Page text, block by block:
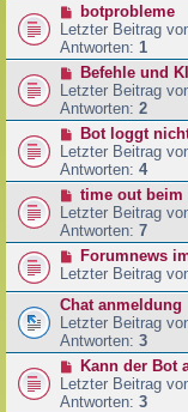
botprobleme
Letzter Beitrag
Antworten: 1
Befehle und
Letzter Beitrag
Antworten: 2
Bot loggt
Letzter Beitrag
Antworten: 4
time out beim
Letzter Beitrag
Antworten: 7
Forumnews
Letzter Beitrag
Chat anmeldung
Letzter Beitrag
Antworten: 3
Kann der Bot
Letzter Beitrag
Antworten: 3